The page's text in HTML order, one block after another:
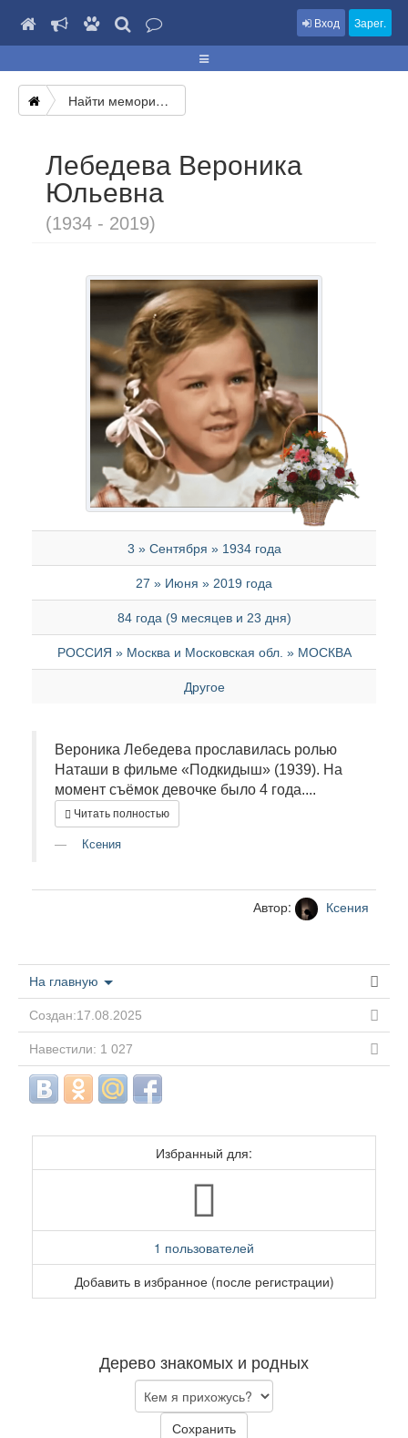
Вход Зарег.
Найти мемориал
Лебедева Вероника
Юльевна
(1934 - 2019)
3 » Сентября » 1934 года
27 » Июня » 2019 года
84 года (9 месяцев и 23 дня)
РОССИЯ » Москва и Московская обл. » МОСКВА
Другое
Вероника Лебедева прославилась ролью
Наташи в фильме «Подкидыш» (1939). На
момент съёмок девочке было 4 года....
Читать полностью
Ксения
Автор: Ксения
На главную
Создан:17.08.2025
Навестили: 1 027
Избранный для:
1 пользователей
Добавить в избранное (после регистрации)
Дерево знакомых и родных
Сохранить